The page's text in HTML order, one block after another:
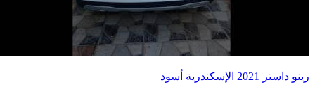
رينو داستر 2021 الإسكندرية أسود